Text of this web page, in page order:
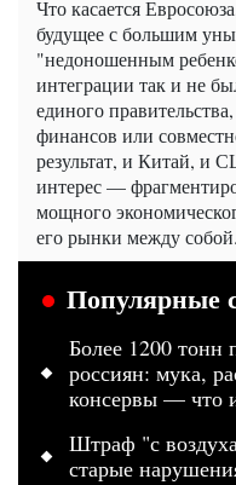
Что касается
будущее с большим
"недоношенным
интеграции так и не
единого
финансов или
результат, и Китай, и
интерес —
мощного
его рынки между собой.
Популярные
Более 1200
россиян: мука,
консервы — что
Штраф "с
старые